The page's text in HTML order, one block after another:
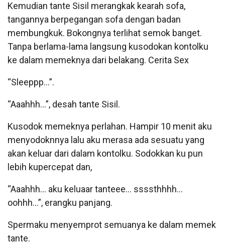
Kemudian tante Sisil merangkak kearah sofa,
tangannya berpegangan sofa dengan badan
membungkuk. Bokongnya terlihat semok banget.
Tanpa berlama-lama langsung kusodokan kontolku
ke dalam memeknya dari belakang. Cerita Sex
“Sleeppp…”.
“Aaahhh…”, desah tante Sisil.
Kusodok memeknya perlahan. Hampir 10 menit aku
menyodoknnya lalu aku merasa ada sesuatu yang
akan keluar dari dalam kontolku. Sodokkan ku pun
lebih kupercepat dan,
“Aaahhh… aku keluaar tanteee… ssssthhhh…
oohhh…”, erangku panjang.
Spermaku menyemprot semuanya ke dalam memek
tante.